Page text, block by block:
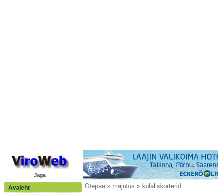
Jaga
Avaleht
Otepää» majutus » külaliskorterid